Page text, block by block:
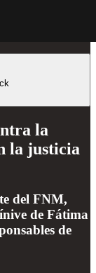
la
la justicia
del FNM,
de Fátima
de